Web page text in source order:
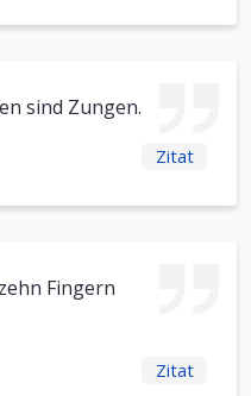
sind Zungen.
Zitat
Fingern
Zitat